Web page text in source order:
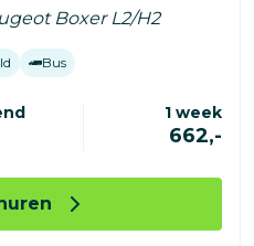
Boxer L2/H2
Bus
1 week
662,-